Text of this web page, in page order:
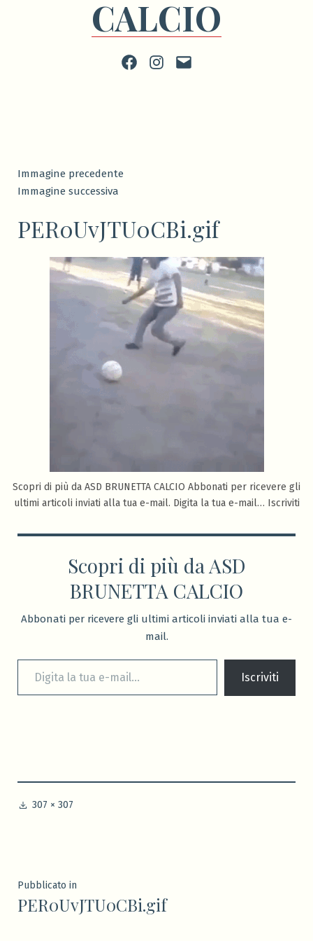
CALCIO
FacebookInstagram
scrivi
Immagine precedente
Immagine successiva
PER0UvJTU0CBi.gif
Scopri di più da ASD BRUNETTA CALCIO Abbonati per ricevere gli
ultimi articoli inviati alla tua e-mail. Digita la tua e-mail… Iscriviti
Scopri di più da ASD
BRUNETTA CALCIO
Abbonati per ricevere gli ultimi articoli inviati alla tua e-
mail.
Digita la tua e-mail...
Iscriviti
A
307 × 307
Navigazione
articoli
Pubblicato in
PER0UvJTU0CBi.gif